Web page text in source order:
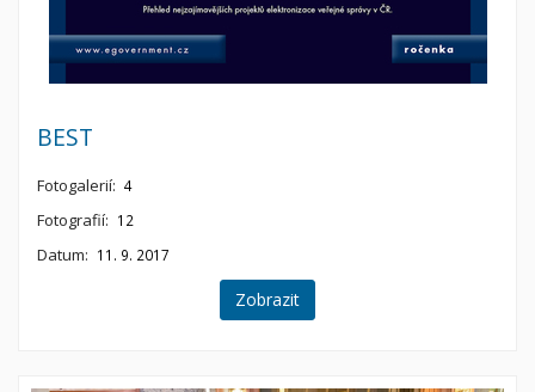
BEST
Fotogalerií: 4
Fotografií: 12
Datum: 11. 9. 2017
Zobrazit